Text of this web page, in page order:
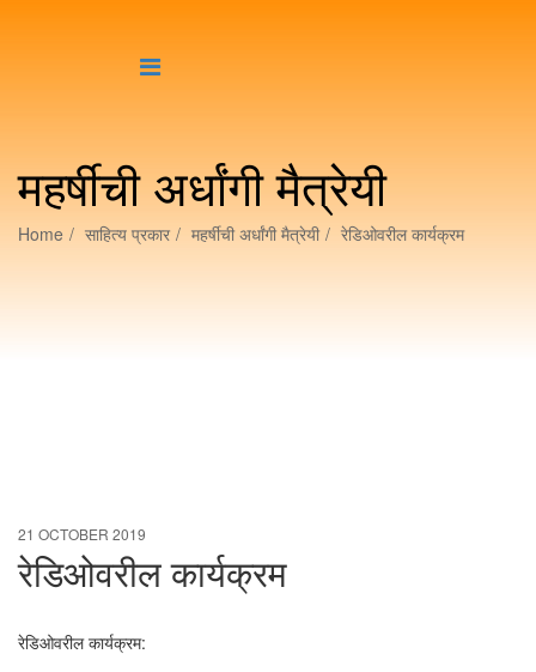
महर्षीची अर्धांगी मैत्रेयी
Home साहित्य प्रकार महर्षीची अर्धांगी मैत्रेयी रेडिओवरील कार्यक्रम
21 OCTOBER 2019
रेडिओवरील कार्यक्रम
रेडिओवरील कार्यक्रम: